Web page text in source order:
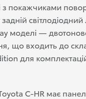
з покажчиками
моделі —
що входить до
для
C-HR має